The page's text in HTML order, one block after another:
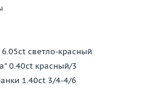
светло-красный
0.40ct красный/3
1.40ct 3/4-4/6